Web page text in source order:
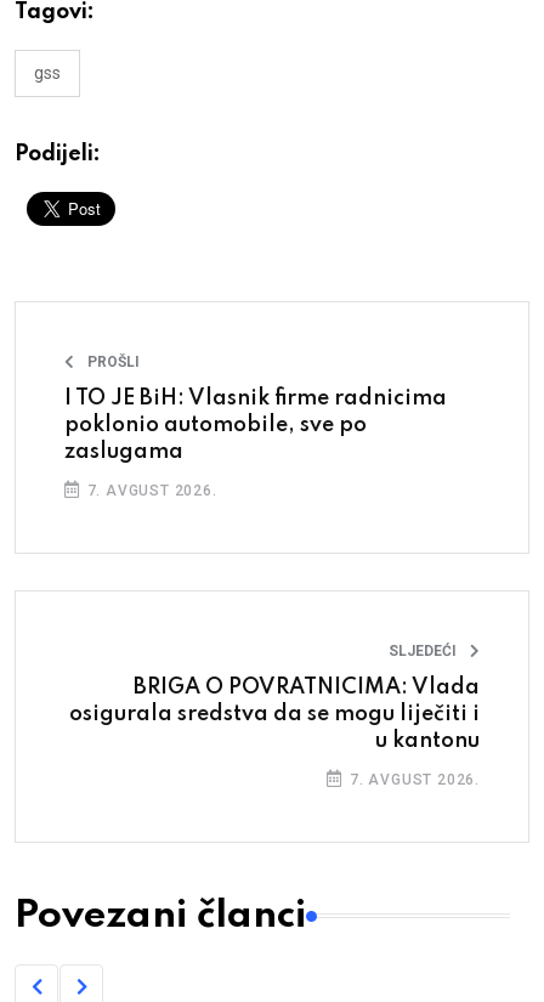
Tagovi:
gss
Podijeli:
PROŠLI
I TO JE BiH: Vlasnik firme radnicima
poklonio automobile, sve po
zaslugama
7. AVGUST 2026.
SLJEDEĆI
BRIGA O POVRATNICIMA: Vlada
osigurala sredstva da se mogu liječiti i
u kantonu
7. AVGUST 2026.
Povezani članci